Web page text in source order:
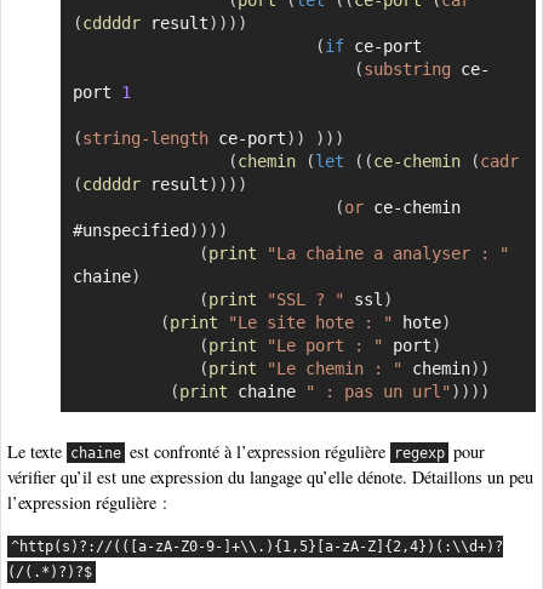
(cddddr result) ) ) )
(if ce-port
(substring ce-
port 1
(string-length ce-port) ) ) ) )
(chemin (let ( (ce-chemin (cadr
(cddddr result) ) ) )
(or ce-chemin
#unspecified ) ) ) )
(print
"La chaine a analyser : "
chaine)
(print "SSL ? " ssl )
(print "Le site hote : " hote)
(print "Le port : " port)
(print "Le chemin : " chemin) )
(print chaine " : pas un url" ) ) ) )
Le texte chaine est confronté à l’expression régulière regexp pour
vérifier qu’il est une expression du langage qu’elle dénote. Détaillons un peu
l’expression régulière :
^http(s)?://(([a-zA-Z0-9-]+\\.){1,5}[a-zA-Z]{2,4})(:\\d+)?
(/(.*)?)?$